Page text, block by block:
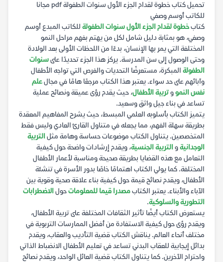
تحميل كتاب خطوة لقدام الجزء الأول سنوات الطفولة pdf مجانا
للكاتب أوسم وصفي
كتابخطوة لقدام الجزء الأول سنوات الطفولة للكاتب المبدع أوسم
وصفي، هو بمثابة دليل شامل لكل من يهتم بفهم مراحل النمو
المختلفة التي يمر بها الإنسان، بدءًا من اللحظات الأولى بعد الولادة
وحتى الوصول إلى سن المدرسة. يركز هذا الجزء تحديدًا علىسنوات
الطفولة المبكرة، مستعرضًا التحديات والفرص التي تواجه الأطفال
وآبائهم على حد سواء. يعتبر هذا الكتاب مرجعًا هامًا في مجالعلم
نفس النمووتربية الأطفال، حيث يقدم رؤى عميقة ونصائح عملية
تساعد في بناء جيل واثق وسعيد.
يتميز الكتاب بأسلوبه العلمي المبسط، حيث يشرح المفاهيم المعقدة
بطريقة سهلة الفهم، مما يجعله في متناول القارئ العادي وليس فقط
المتخصصين. يتناول الكتاب موضوعات حساسة وهامة مثلالتربية
الوجدانيةوالتربية الجنسية، ويقدم إرشادات واضحة حول كيفية
التعامل مع هذه القضايا بطريقة صحيحة ومناسبة لأعمار الأطفال
المختلفة. كما يولي الكتاب اهتمامًا خاصًا بدور الأسرة في تنشئة
الأطفال، ويقدم نصائح قيمة حول كيفية بناء علاقة صحية وقوية بين
الآباء والأبناء. يعتبر الكتابمصدرا قيما للمعلوماتحولالاضطرابات
التطورية والسلوكية.
يستعرض الكتاب أيضًا تأثير الثقافات المختلفة على تربية الأطفال،
ويقدم رؤى حول كيفية الاستفادة من أفضل الممارسات التربوية في
مختلف أنحاء العالم. يناقش الكتاب قضية التأديب والعقاب، ويقدم
بدائل إيجابية للعقاب البدني تساعد في تعليم الأطفال الانضباط الذاتي
واحترام الآخرين. كما يتناول الكتاب قضية العائل الواحد، ويقدم نصائح